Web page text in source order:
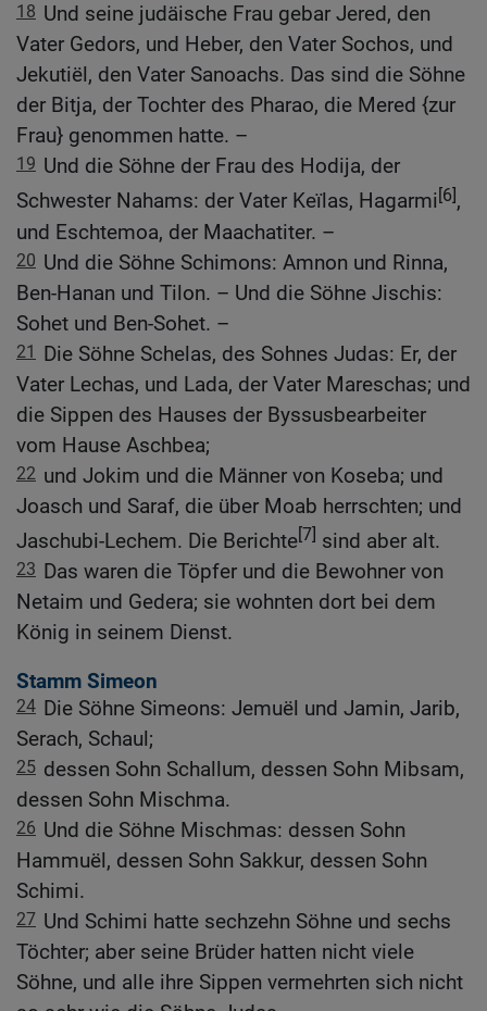
18 Und seine judäische Frau gebar Jered, den
Vater Gedors, und Heber, den Vater Sochos, und
Jekutiël, den Vater Sanoachs. Das sind die Söhne
der Bitja, der Tochter des Pharao, die Mered {zur
Frau} genommen hatte. –
19 Und die Söhne der Frau des Hodija, der
Schwester Nahams: der Vater Keïlas, Hagarmi[6],
und Eschtemoa, der Maachatiter. –
20 Und die Söhne Schimons: Amnon und Rinna,
Ben-Hanan und Tilon. – Und die Söhne Jischis:
Sohet und Ben-Sohet. –
21 Die Söhne Schelas, des Sohnes Judas: Er, der
Vater Lechas, und Lada, der Vater Mareschas; und
die Sippen des Hauses der Byssusbearbeiter
vom Hause Aschbea;
22 und Jokim und die Männer von Koseba; und
Joasch und Saraf, die über Moab herrschten; und
Jaschubi-Lechem. Die Berichte[7] sind aber alt.
23 Das waren die Töpfer und die Bewohner von
Netaim und Gedera; sie wohnten dort bei dem
König in seinem Dienst.
Stamm Simeon
24 Die Söhne Simeons: Jemuël und Jamin, Jarib,
Serach, Schaul;
25 dessen Sohn Schallum, dessen Sohn Mibsam,
dessen Sohn Mischma.
26 Und die Söhne Mischmas: dessen Sohn
Hammuël, dessen Sohn Sakkur, dessen Sohn
Schimi.
27 Und Schimi hatte sechzehn Söhne und sechs
Töchter; aber seine Brüder hatten nicht viele
Söhne, und alle ihre Sippen vermehrten sich nicht